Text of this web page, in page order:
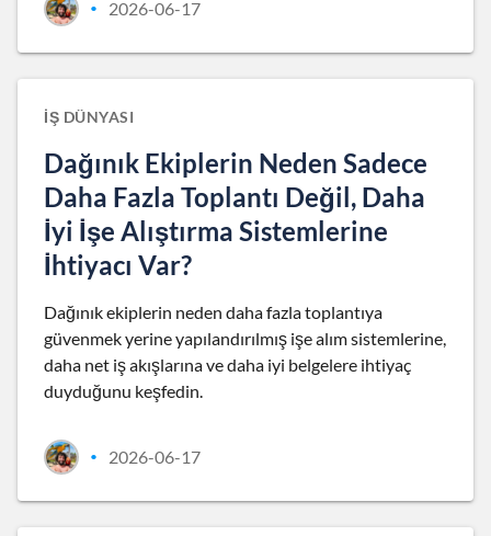
• 2026-06-17
İŞ DÜNYASI
Dağınık Ekiplerin Neden Sadece
Daha Fazla Toplantı Değil, Daha
İyi İşe Alıştırma Sistemlerine
İhtiyacı Var?
Dağınık ekiplerin neden daha fazla toplantıya
güvenmek yerine yapılandırılmış işe alım sistemlerine,
daha net iş akışlarına ve daha iyi belgelere ihtiyaç
duyduğunu keşfedin.
• 2026-06-17